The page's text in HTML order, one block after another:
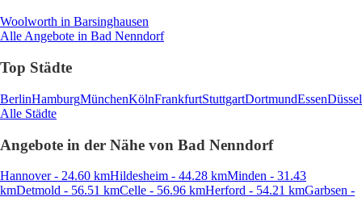
Woolworth in Barsinghausen
Alle Angebote in Bad Nenndorf
Top Städte
BerlinHamburgMünchenKölnFrankfurtStuttgartDortmundEssen
Alle Städte
Angebote in der Nähe von Bad Nenndorf
Hannover - 24.60 kmHildesheim - 44.28 kmMinden - 31.43
kmDetmold - 56.51 kmCelle - 56.96 kmHerford - 54.21 kmGarbsen -